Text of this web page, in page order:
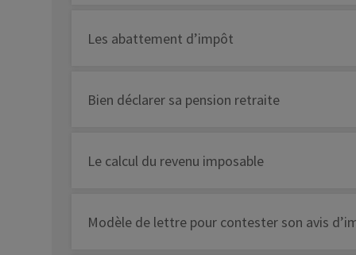
Les abattement d’impôt
Bien déclarer sa pension retraite
Le calcul du revenu imposable
Modèle de lettre pour contester son avis